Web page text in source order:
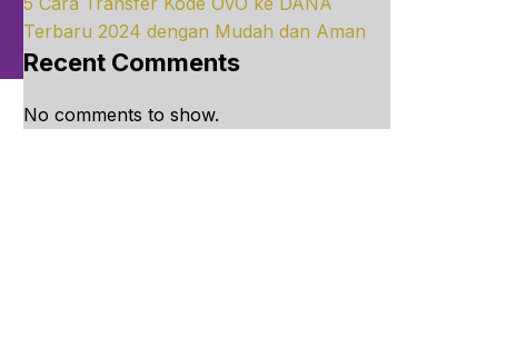
Terbaru 2024 dengan Mudah dan Aman
Recent Comments
No comments to show.